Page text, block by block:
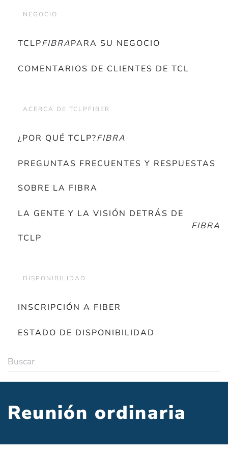
NEGOCIO
TCLPFIBRAPARA SU NEGOCIO
COMENTARIOS DE CLIENTES DE TCL
ACERCA DE TCLPFIBER
¿POR QUÉ TCLP?FIBRA
PREGUNTAS FRECUENTES Y RESPUESTAS
SOBRE LA FIBRA
LA GENTE Y LA VISIÓN DETRÁS DE
TCLP
FIBRA
DISPONIBILIDAD
INSCRIPCIÓN A FIBER
ESTADO DE DISPONIBILIDAD
Reunión ordinaria